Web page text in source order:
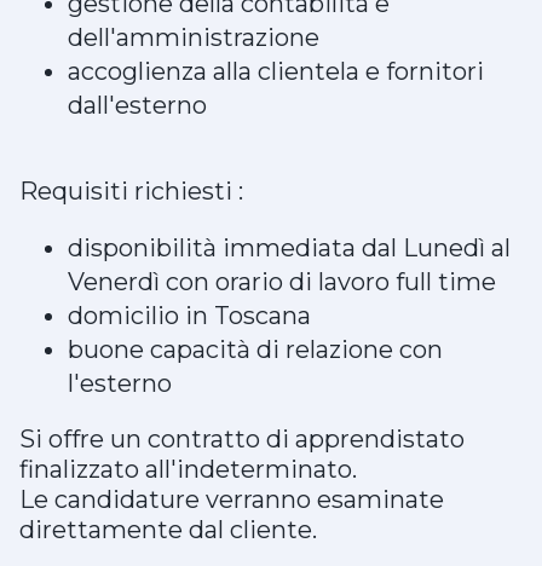
dell'amministrazione
accoglienza alla clientela e fornitori
dall'esterno
Requisiti richiesti :
disponibilità immediata dal Lunedì al
Venerdì con orario di lavoro full time
domicilio in Toscana
buone capacità di relazione con
l'esterno
Si offre un contratto di apprendistato
finalizzato all'indeterminato.
Le candidature verranno esaminate
direttamente dal cliente.